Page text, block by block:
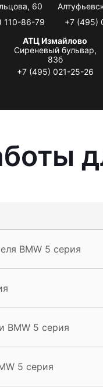
60
110-86-79
+7 (495)
АТЦ Измайлово
Сиреневый бульвар,
83б
+7 (495) 021-25-26
BMW 5 серия
BMW 5 серия
5 серия